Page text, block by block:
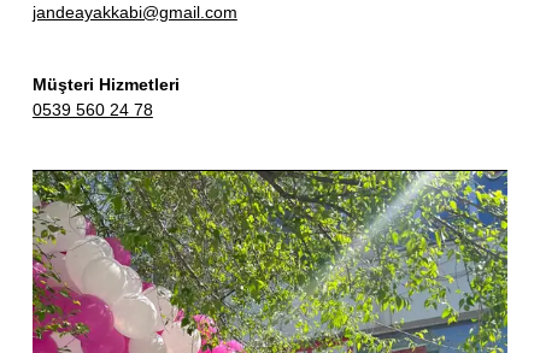
jandeayakkabi@gmail.com
Müşteri Hizmetleri
0539 560 24 78